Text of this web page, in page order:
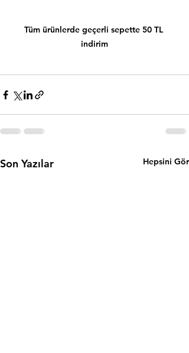
Tüm ürünlerde geçerli sepette 50 TL
indirim
Son Yazılar Hepsini Gör